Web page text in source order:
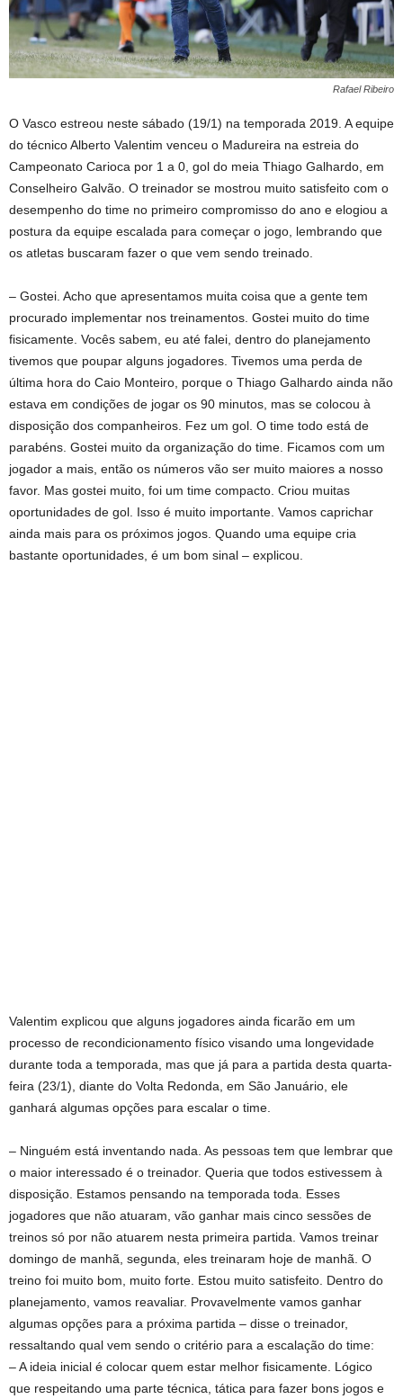
Rafael Ribeiro
O Vasco estreou neste sábado (19/1) na temporada 2019. A equipe
do técnico Alberto Valentim venceu o Madureira na estreia do
Campeonato Carioca por 1 a 0, gol do meia Thiago Galhardo, em
Conselheiro Galvão. O treinador se mostrou muito satisfeito com o
desempenho do time no primeiro compromisso do ano e elogiou a
postura da equipe escalada para começar o jogo, lembrando que
os atletas buscaram fazer o que vem sendo treinado.
– Gostei. Acho que apresentamos muita coisa que a gente tem
procurado implementar nos treinamentos. Gostei muito do time
fisicamente. Vocês sabem, eu até falei, dentro do planejamento
tivemos que poupar alguns jogadores. Tivemos uma perda de
última hora do Caio Monteiro, porque o Thiago Galhardo ainda não
estava em condições de jogar os 90 minutos, mas se colocou à
disposição dos companheiros. Fez um gol. O time todo está de
parabéns. Gostei muito da organização do time. Ficamos com um
jogador a mais, então os números vão ser muito maiores a nosso
favor. Mas gostei muito, foi um time compacto. Criou muitas
oportunidades de gol. Isso é muito importante. Vamos caprichar
ainda mais para os próximos jogos. Quando uma equipe cria
bastante oportunidades, é um bom sinal – explicou.
Valentim explicou que alguns jogadores ainda ficarão em um
processo de recondicionamento físico visando uma longevidade
durante toda a temporada, mas que já para a partida desta quarta-
feira (23/1), diante do Volta Redonda, em São Januário, ele
ganhará algumas opções para escalar o time.
– Ninguém está inventando nada. As pessoas tem que lembrar que
o maior interessado é o treinador. Queria que todos estivessem à
disposição. Estamos pensando na temporada toda. Esses
jogadores que não atuaram, vão ganhar mais cinco sessões de
treinos só por não atuarem nesta primeira partida. Vamos treinar
domingo de manhã, segunda, eles treinaram hoje de manhã. O
treino foi muito bom, muito forte. Estou muito satisfeito. Dentro do
planejamento, vamos reavaliar. Provavelmente vamos ganhar
algumas opções para a próxima partida – disse o treinador,
ressaltando qual vem sendo o critério para a escalação do time:
– A ideia inicial é colocar quem estar melhor fisicamente. Lógico
que respeitando uma parte técnica, tática para fazer bons jogos e